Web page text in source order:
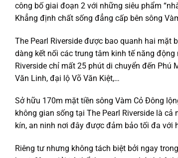
công bố giai đoạn 2 với những siêu phẩm
Khẳng định chất sống đẳng cấp bên sông
The Pearl Riverside được bao quanh hai mặt
dàng kết nối các trung tâm kinh tế năng
Riverside chỉ mất 25 phút di chuyển đến Phú
Văn Linh, đại lộ Võ Văn Kiệt,…
Sở hữu 170m mặt tiền sông Vàm Cỏ Đông
không gian sống tại The Pearl Riverside là
kín, an ninh nơi đây được đảm bảo tối đa với
Riêng tư nhưng không tách biệt bởi ngay